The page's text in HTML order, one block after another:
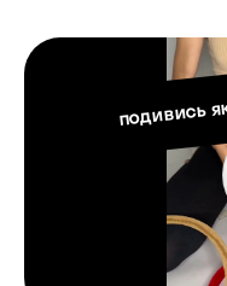
подивись